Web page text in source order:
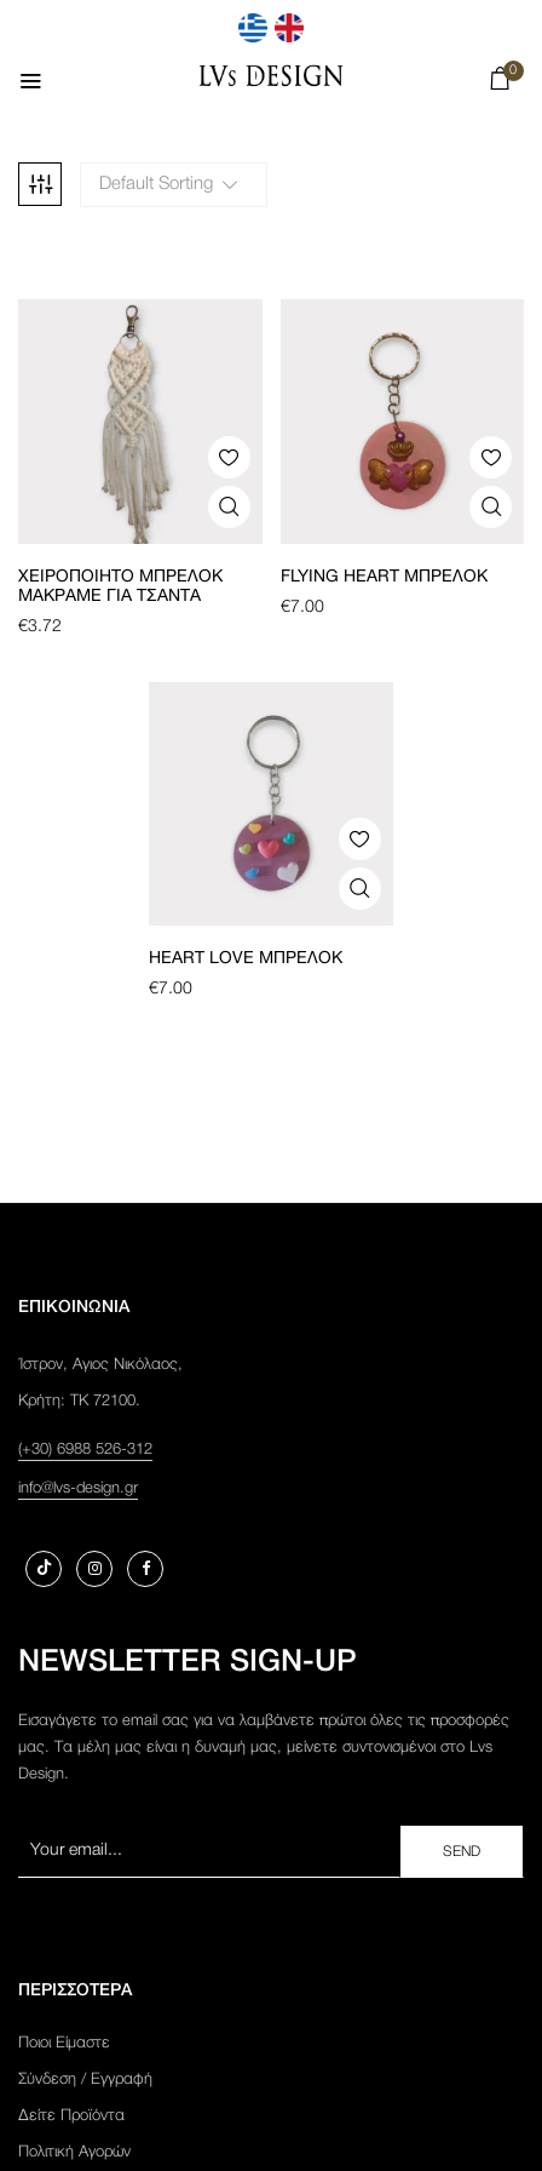
0
Default Sorting
ΧΕΙΡΟΠΟΊΗΤΟ ΜΠΡΕΛΌΚ
ΜΑΚΡΑΜΈ ΓΙΑ ΤΣΆΝΤΑ
€3.72
FLYING HEART ΜΠΡΕΛΌΚ
€7.00
HEART LOVE ΜΠΡΕΛΌΚ
€7.00
ΕΠΙΚΟΙΝΩΝΙΑ
Ίστρον, Αγιος Νικόλαος,
Κρήτη: ΤΚ 72100.
(+30) 6988 526-312
info@lvs-design.gr
NEWSLETTER SIGN-UP
Εισαγάγετε το email σας για να λαμβάνετε πρώτοι όλες τις προσφορές
μας. Τα μέλη μας είναι η δυναμή μας, μείνετε συντονισμένοι στο Lvs
Design.
ΠΕΡΙΣΣΟΤΕΡΑ
Ποιοι Είμαστε
Σύνδεση / Εγγραφή
Δείτε Προϊόντα
Πολιτική Αγορών